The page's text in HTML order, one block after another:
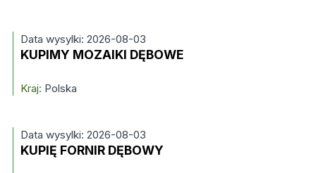
Data wysylki: 2026-08-03
KUPIMY MOZAIKI DĘBOWE
Kraj: Polska
Data wysylki: 2026-08-03
KUPIĘ FORNIR DĘBOWY